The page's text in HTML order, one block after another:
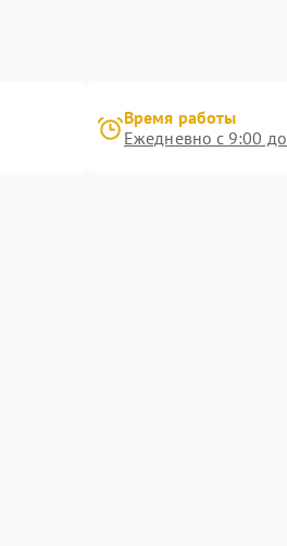
Время работы
Ежедневно с 9:00